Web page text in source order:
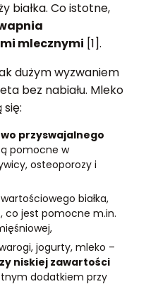
białka. Co istotne,
mlecznymi [1].
dużym wyzwaniem
bez nabiału. Mleko
przyswajalnego
pomocne w
osteoporozy i
białka,
co jest pomocne m.in.
jogurty, mleko –
niskiej zawartości
dodatkiem przy